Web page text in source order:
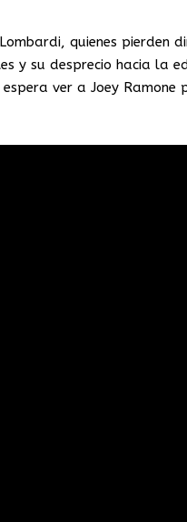
quienes pierden
y su desprecio hacia la
ver a Joey